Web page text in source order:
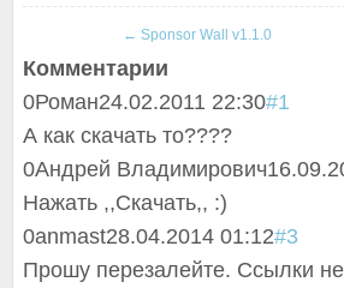
← Sponsor Wall v1.1.0
Комментарии
0Роман24.02.2011 22:30#1
А как скачать то????
0Андрей Владимирович
Нажать ,,Скачать,, :)
0anmast28.04.2014 01:12#3
Прошу перезалейте. Ссылки